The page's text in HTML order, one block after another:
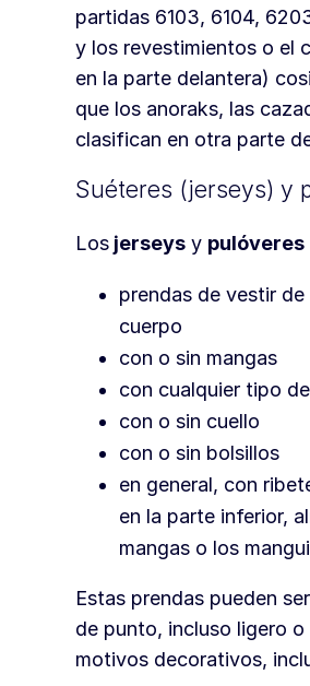
partidas 6103, 6104,
y los revestimientos o el
en la parte delantera)
que los anoraks, las
clasifican en otra parte
Suéteres (jerseys) y
Los jerseys y pulóveres
prendas de vestir
cuerpo
con o sin mangas
con cualquier tipo
con o sin cuello
con o sin bolsillos
en general, con
en la parte inferior,
mangas o los
Estas prendas pueden
de punto, incluso ligero
motivos decorativos,